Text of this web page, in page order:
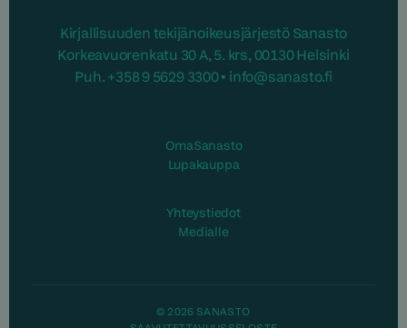
Kirjallisuuden tekijänoikeusjärjestö Sanasto
Korkeavuorenkatu 30 A, 5. krs, 00130 Helsinki
Puh. +358 9 5629 3300 • info@sanasto.fi
OmaSanasto
Lupakauppa
Yhteystiedot
Medialle
© 2026 SANASTO